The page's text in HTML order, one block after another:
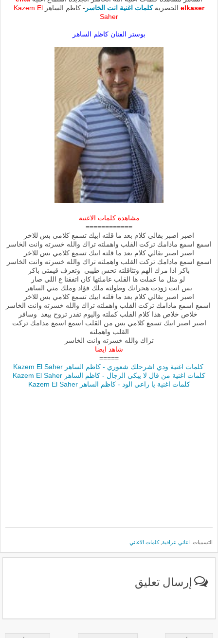
elkaser الحصريةكلمات اغنية انت الخاسر - كاظم الساهر Kazem El
Saher
بوستر الفنان كاظم الساهر
مشاهدة كلمات الاغنية
============
اصبر اصبر بقالي كلام بعد ما قلته ابيك تسمع كلامي بس للاخر
اسمع اسمع مادامك تركت القلب واهملته تراك والله خسرته وانت الخاسر
اصبر اصبر بقالي كلام بعد ما قلته ابيك تسمع كلامي بس للاخر
اسمع اسمع مادامك تركت القلب واهملته تراك والله خسرته وانت الخاسر
باكر اذا مرك الهم وتثاقلته تحس طيبي وتعرف قيمتي باكر
لو مثل ما عملت ها القلب عاملتها كان اتفقنا ع اللي صار
بس انت زودت هجرانك وطولته ملك فؤاد وملك مني الساهر
اصبر اصبر بقالي كلام بعد ما قلته ابيك تسمع كلامي بس للاخر
اسمع اسمع مادامك تركت القلب واهملته تراك والله خسرته وانت الخاسر
خلاص خلاص هذا كلام القلب كملته واليوم تقدر تروح بيعد وسافر
اصبر اصبر ابيك تسمع كلامي بس من القلب اسمع اسمع مدامك تركت
القلب واهملته
تراك والله خسرته وانت الخاسر
شاهد ايضا
=====
كلمات اغنية ودي اشرحلك شعوري - كاظم الساهر Kazem El Saher
كلمات اغنية من قال لا يبكي الرجال - كاظم الساهر Kazem El Saher
كلمات اغنية يا راعي الود - كاظم الساهر Kazem El Saher
التسميات: اغاني عراقية ,كلمات الاغاني
إرسال تعليق